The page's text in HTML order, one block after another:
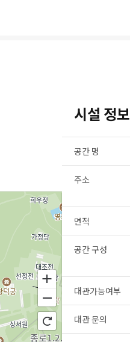
시설 정보
공간 명
주소
면적
공간 구성
대관가능여부
대관 문의